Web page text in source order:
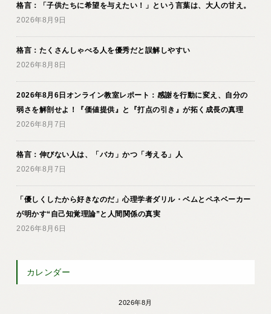
格言：「子供たちに希望を与えたい！」という言葉は、大人の甘え。
2026年8月9日
格言：たくさんしゃべる人を優秀だと誤解しやすい
2026年8月8日
2026年8月6日オンライン教室レポート：感謝を行動に変え、自分の
弱さを解剖せよ！『価値提供』と『打点の引き』が拓く成長の真理
2026年8月7日
格言：伸びない人は、「バカ」かつ「考える」人
2026年8月7日
「優しくしたから好きなのだ」心理学者ダリル・ベムとペネベーカー
が明かす“自己知覚理論”と人間関係の真実
2026年8月6日
カレンダー
2026年8月